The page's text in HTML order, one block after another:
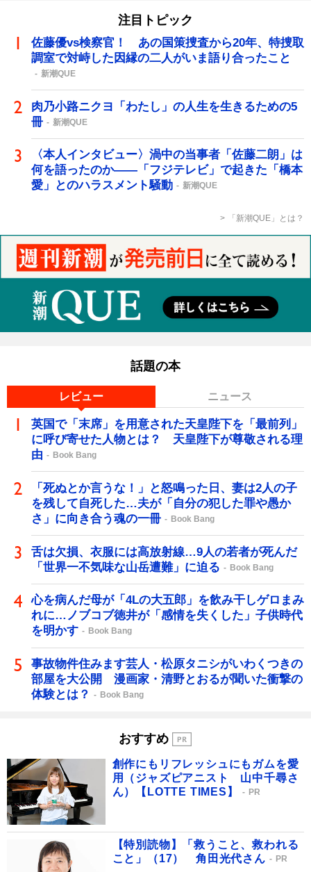
注目トピック
佐藤優vs検察官！ あの国策捜査から20年、特捜取
調室で対峙した因縁の二人がいま語り合ったこと
新潮QUE
肉乃小路ニクヨ「わたし」の人生を生きるための5
冊
新潮QUE
〈本人インタビュー〉渦中の当事者「佐藤二朗」は
何を語ったのか――「フジテレビ」で起きた「橋本
愛」とのハラスメント騒動
新潮QUE
「新潮QUE」とは？
話題の本
レビュー ニュース
英国で「末席」を用意された天皇陛下を「最前列」
に呼び寄せた人物とは？ 天皇陛下が尊敬される理
由
Book Bang
「死ぬとか言うな！」と怒鳴った日、妻は2人の子
を残して自死した…夫が「自分の犯した罪や愚か
さ」に向き合う魂の一冊
Book Bang
舌は欠損、衣服には高放射線…9人の若者が死んだ
「世界一不気味な山岳遭難」に迫る
Book Bang
心を病んだ母が「4Lの大五郎」を飲み干しゲロまみ
れに…ノブコブ徳井が「感情を失くした」子供時代
を明かす
Book Bang
事故物件住みます芸人・松原タニシがいわくつきの
部屋を大公開 漫画家・清野とおるが聞いた衝撃の
体験とは？
Book Bang
おすすめ
創作にもリフレッシュにもガムを愛
用（ジャズピアニスト 山中千尋さ
ん）【LOTTE TIMES】
PR
【特別読物】「救うこと、救われる
こと」（17） 角田光代さん
PR